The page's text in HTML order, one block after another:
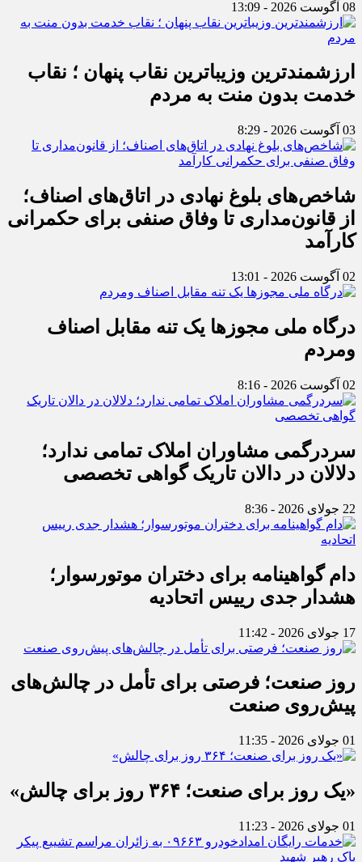
08 آگوست 2026 - 13:09
ارزشمندترین وزیباترین نقاب پنهان ؛ نقاب
خدمت بدون منت به مردم
03 آگوست 2026 - 8:29
شاخص‌های بلوغ نهادی در اتاق‌های اصناف؛
از قانون‌مداری تا وفاق صنفی برای حکمرانی
کارآمد
02 آگوست 2026 - 13:01
درگاه ملی مجوزها یک تنه مقابل اصناف
ومردم
02 آگوست 2026 - 8:16
سردرگمی مشاوران املاک تمامی ندارد؛
دلالان در دالان تاریک گواهی تخصصی
22 جولای 2026 - 8:36
دام گواهینامه برای دختران موتورسوار؛
هشدار جدی رییس اتحادیه
17 جولای 2026 - 11:42
روز صنعت؛ فرصتی برای تأمل در چالش‌های
پیش‌روی صنعت
01 جولای 2026 - 11:35
«یک روز برای صنعت؛ ۳۶۴ روز برای چالش»
01 جولای 2026 - 11:23